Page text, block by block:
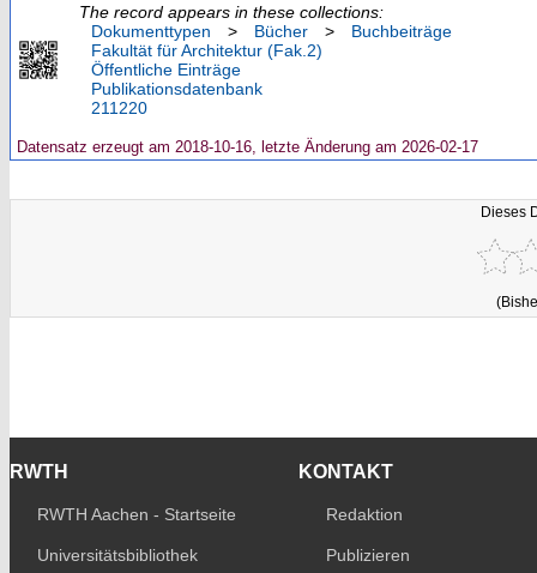
The record appears in these collections:
Dokumenttypen
> Bücher >
Buchbeiträge
Fakultät für Architektur (Fak.2)
Öffentliche Einträge
Publikationsdatenbank
211220
Datensatz erzeugt am 2018-10-16, letzte Änderung am 2026-02-17
Dieses
RWTH
RWTH Aachen - Startseite
Universitätsbibliothek
KONTAKT
Redaktion
Publizieren